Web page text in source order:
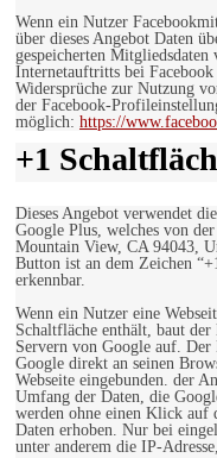
Wenn ein Nutzer
über dieses Angebot Daten
gespeicherten
Internetauftritts bei
Widersprüche zur Nutzung
der Facebook-
möglich: https://
+1
Dieses Angebot verwendet
Google Plus, welches von
Mountain View, CA 94043,
Button ist an dem Zeichen
erkennbar.
Wenn ein Nutzer eine
Schaltfläche enthält, baut
Servern von Google auf.
Google direkt an seinen
Webseite eingebunden. der
Umfang der Daten, die
werden ohne einen Klick auf
Daten erhoben. Nur bei
unter anderem die IP-